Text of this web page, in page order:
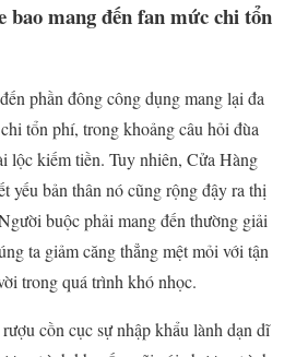
bao mang đến fan mức chi tổn
phần đông công dụng mang lại đa
tổn phí, trong khoảng câu hỏi đùa
lộc kiếm tiền. Tuy nhiên, Cửa Hàng
yếu bản thân nó cũng rộng đậy ra thị
buộc phải mang đến thường giải
ta giảm căng thẳng mệt mỏi với tận
trong quá trình khó nhọc.
cồn cục sự nhập khẩu lành dạn dĩ